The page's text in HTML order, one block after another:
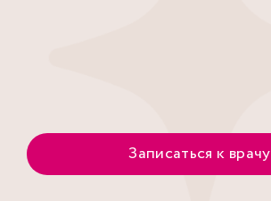
Записаться к врачу